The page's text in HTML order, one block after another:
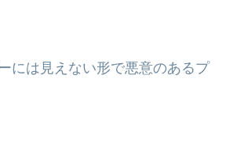
には見えない形で悪意のあるプ